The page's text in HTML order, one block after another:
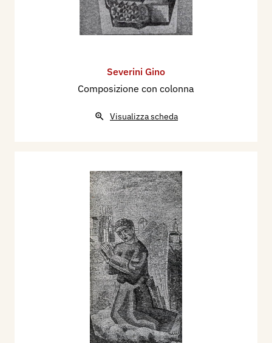
Severini Gino
Composizione con colonna
Visualizza scheda